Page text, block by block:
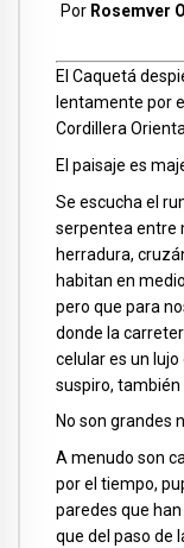
Por Rosemver
El Caquetá
lentamente por
Cordillera Oriental.
El paisaje es
Se escucha el
serpentea entre
herradura,
habitan en
pero que para
donde la
celular es un
suspiro, también
No son grandes
A menudo son
por el tiempo,
paredes que
que del paso de